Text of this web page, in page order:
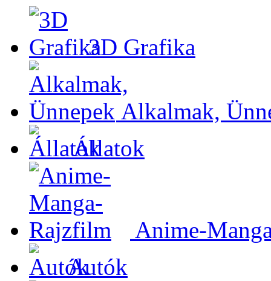
3D Grafika
Alkalmak,
Állatok
Anime-
Autók